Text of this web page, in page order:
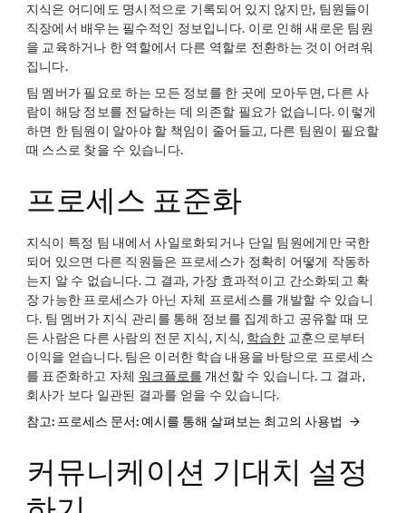
지식은 어디에도 명시적으로 기록되어 있지 않지만, 팀원들이
직장에서 배우는 필수적인 정보입니다. 이로 인해 새로운 팀원
을 교육하거나 한 역할에서 다른 역할로 전환하는 것이 어려워
집니다.
팀 멤버가 필요로 하는 모든 정보를 한 곳에 모아두면, 다른 사
람이 해당 정보를 전달하는 데 의존할 필요가 없습니다. 이렇게
하면 한 팀원이 알아야 할 책임이 줄어들고, 다른 팀원이 필요할
때 스스로 찾을 수 있습니다.
프로세스 표준화
지식이 특정 팀 내에서 사일로화되거나 단일 팀원에게만 국한
되어 있으면 다른 직원들은 프로세스가 정확히 어떻게 작동하
는지 알 수 없습니다. 그 결과, 가장 효과적이고 간소화되고 확
장 가능한 프로세스가 아닌 자체 프로세스를 개발할 수 있습니
다. 팀 멤버가 지식 관리를 통해 정보를 집계하고 공유할 때 모
든 사람은 다른 사람의 전문 지식, 지식, 학습한 교훈으로부터
이익을 얻습니다. 팀은 이러한 학습 내용을 바탕으로 프로세스
를 표준화하고 자체 워크플로를 개선할 수 있습니다. 그 결과,
회사가 보다 일관된 결과를 얻을 수 있습니다.
참고: 프로세스 문서: 예시를 통해 살펴보는 최고의 사용법
커뮤니케이션 기대치 설정